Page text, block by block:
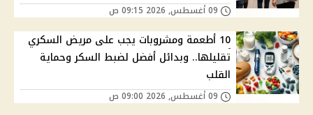
10 أطعمة ومشروبات يجب على مريض السكري
تقليلها.. وبدائل أفضل لضبط السكر وحماية
القلب